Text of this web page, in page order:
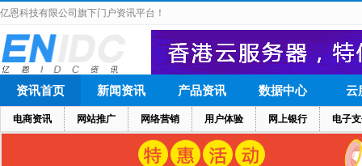
亿恩科技有限公司旗下门户资讯平台！
资讯首页
电商资讯 网站推广 网络营销 用户体验 网上银行 电子
新闻资讯 产品资讯 数据中心 云